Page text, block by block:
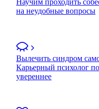
на неудобные вопросы
Вылечить синдром
Карьерный психолог
увереннее